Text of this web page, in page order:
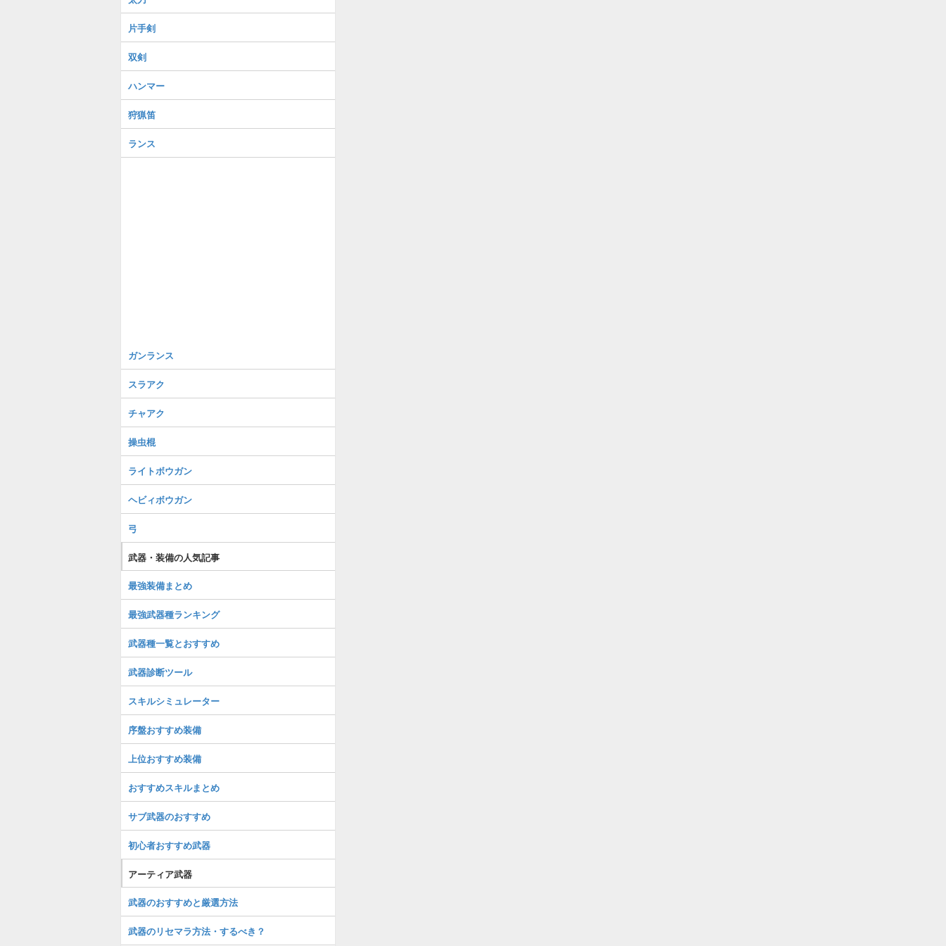
片手剣
双剣
ハンマー
狩猟笛
ランス
ガンランス
スラアク
チャアク
操虫棍
ライトボウガン
ヘビィボウガン
弓
武器・装備の人気記事
最強装備まとめ
最強武器種ランキング
武器種一覧とおすすめ
武器診断ツール
スキルシミュレーター
序盤おすすめ装備
上位おすすめ装備
おすすめスキルまとめ
サブ武器のおすすめ
初心者おすすめ武器
アーティア武器
武器のおすすめと厳選方法
武器のリセマラ方法・するべき？